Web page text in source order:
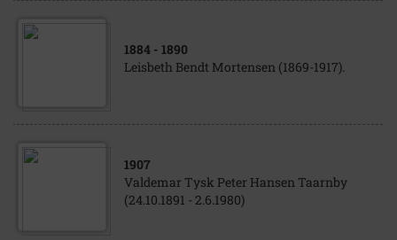
1884 - 1890
Leisbeth Bendt Mortensen (1869-1917).
1907
Valdemar Tysk Peter Hansen Taarnby
(24.10.1891 - 2.6.1980)